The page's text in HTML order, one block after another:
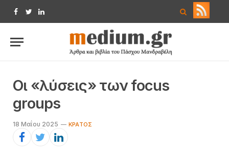
Facebook
TwitterLinkedIn
Οι «λύσεις» των focus
groups
18 Μαΐου 2025 ΚΡΆΤΟΣ